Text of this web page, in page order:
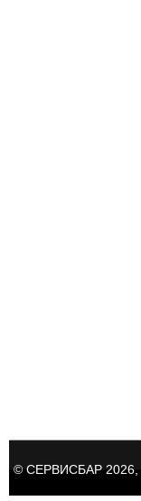
© СЕРВИСБАР 2026,